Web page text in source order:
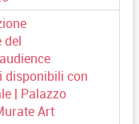
del
disponibili con
| Palazzo
Art